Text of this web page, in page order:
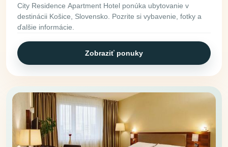
City Residence Apartment Hotel ponúka ubytovanie v
destinácii Košice, Slovensko. Pozrite si vybavenie, fotky a
ďalšie informácie.
Zobraziť ponuky